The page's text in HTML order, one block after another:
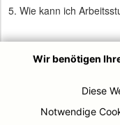
5. Wie kann ich
Die Arbeiten kann man
persönlich oder per E-
Ihr könnt dann mit Ihm
Wir benötigen
Diese
Notwendige